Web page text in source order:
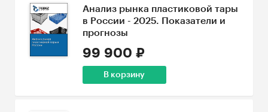
Анализ рынка пластиковой тары
в России - 2025. Показатели и
прогнозы
99 900 ₽
В корзину